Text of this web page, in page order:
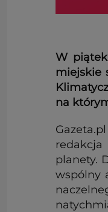
W
miejskie
na
planety.
wspólny